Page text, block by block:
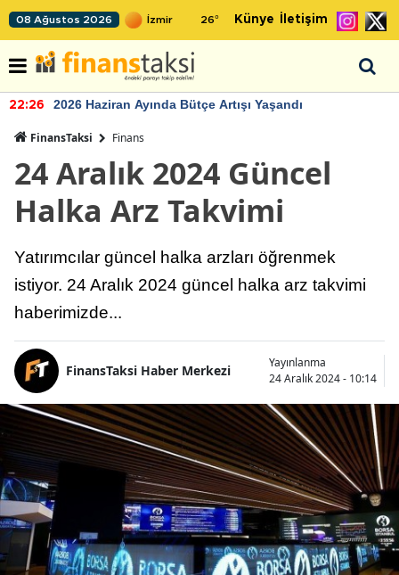
08 Ağustos 2026 26° Künye İletişim
22:26 2026 Haziran Ayında Bütçe Artışı Yaşandı
FinansTaksi Finans
24 Aralık 2024 Güncel
Halka Arz Takvimi
Yatırımcılar güncel halka arzları öğrenmek
istiyor. 24 Aralık 2024 güncel halka arz takvimi
haberimizde...
FinansTaksi Haber Merkezi
Yayınlanma
24 Aralık 2024 - 10:14